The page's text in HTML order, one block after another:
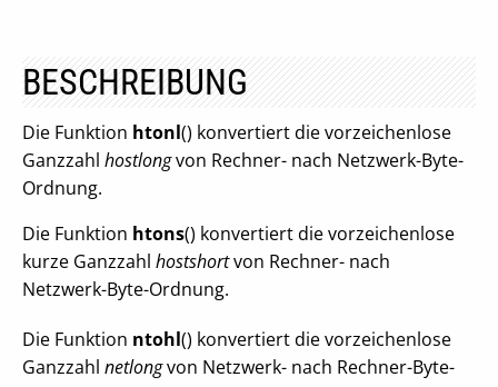
BESCHREIBUNG
Die Funktion htonl() konvertiert die vorzeichenlose
Ganzzahl hostlongvon Rechner- nach Netzwerk-Byte-
Ordnung.
Die Funktion htons() konvertiert die vorzeichenlose
kurze Ganzzahl hostshortvon Rechner- nach
Netzwerk-Byte-Ordnung.
Die Funktion ntohl() konvertiert die vorzeichenlose
Ganzzahl netlongvon Netzwerk- nach Rechner-Byte-